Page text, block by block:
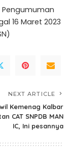
16 Maret 2023
NEXT ARTICLE
Kemenag Kalbar
CAT SNPDB MAN
IC, Ini pesannya